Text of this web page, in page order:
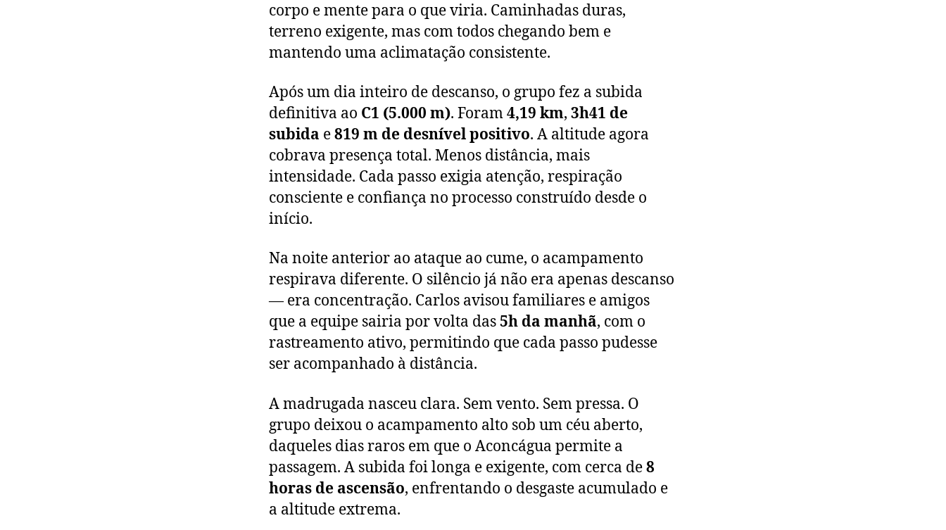
corpo e mente para o que viria. Caminhadas duras,
terreno exigente, mas com todos chegando bem e
mantendo uma aclimatação consistente.
Após um dia inteiro de descanso, o grupo fez a subida
definitiva ao C1 (5.000 m). Foram4,19 km, 3h41 de
subida e819 m de desnível positivo. A altitude agora
cobrava presença total. Menos distância, mais
intensidade. Cada passo exigia atenção, respiração
consciente e confiança no processo construído desde o
início.
Na noite anterior ao ataque ao cume, o acampamento
respirava diferente. O silêncio já não era apenas descanso
— era concentração. Carlos avisou familiares e amigos
que a equipe sairia por volta das5h da manhã, com o
rastreamento ativo, permitindo que cada passo pudesse
ser acompanhado à distância.
A madrugada nasceu clara. Sem vento. Sem pressa. O
grupo deixou o acampamento alto sob um céu aberto,
daqueles dias raros em que o Aconcágua permite a
passagem. A subida foi longa e exigente, com cerca de8
horas de ascensão, enfrentando o desgaste acumulado e
a altitude extrema.